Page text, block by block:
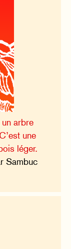
arbre
une
léger.
Sambuc